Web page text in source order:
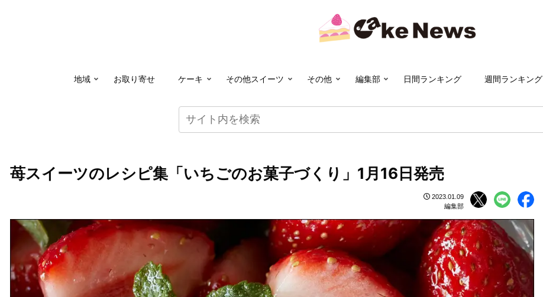
地域 お取り寄せ ケーキ その他スイーツ その他 編集部 日間ランキング 週間ランキング
苺スイーツのレシピ集「いちごのお菓子づくり」1月16日発売
2023.01.09
編集部